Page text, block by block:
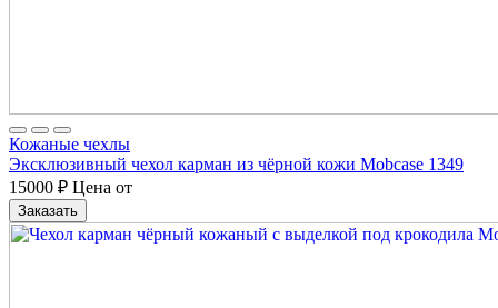
Кожаные чехлы
Эксклюзивный чехол карман из чёрной кожи Mobcase 1349
15000 ₽ Цена от
Заказать